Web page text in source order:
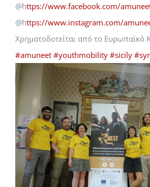
@https://www.facebook.com/
@https://www.instagram.com/
Χρηματοδοτείται από το Ευρωπαϊκό
#amuneet #youthmobility #sicily